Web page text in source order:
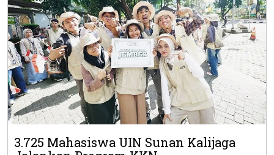
3.725 Mahasiswa UIN Sunan Kalijaga